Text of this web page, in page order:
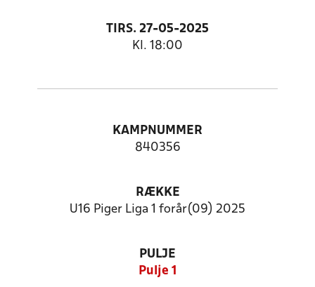
TIRS. 27-05-2025
Kl. 18:00
KAMPNUMMER
840356
RÆKKE
U16 Piger Liga 1 forår(09) 2025
PULJE
Pulje 1